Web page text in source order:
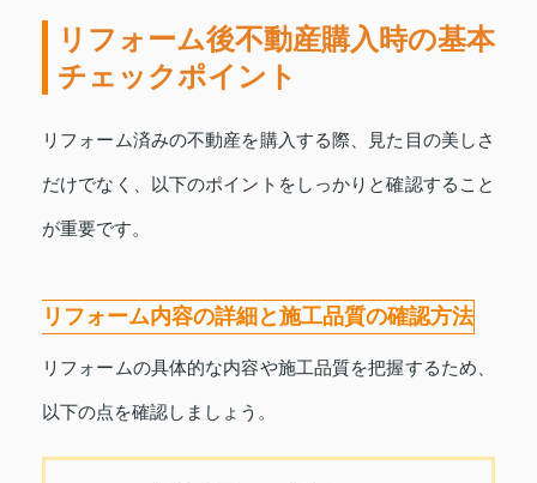
リフォーム後不動産購入時の基本
チェックポイント
リフォーム済みの不動産を購入する際、見た目の美しさ
だけでなく、以下のポイントをしっかりと確認すること
が重要です。
リフォーム内容の詳細と施工品質の確認方法
リフォームの具体的な内容や施工品質を把握するため、
以下の点を確認しましょう。